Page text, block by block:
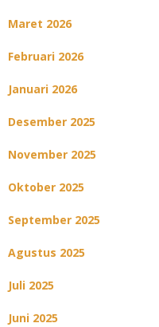
Maret 2026
Februari 2026
Januari 2026
Desember 2025
November 2025
Oktober 2025
September 2025
Agustus 2025
Juli 2025
Juni 2025